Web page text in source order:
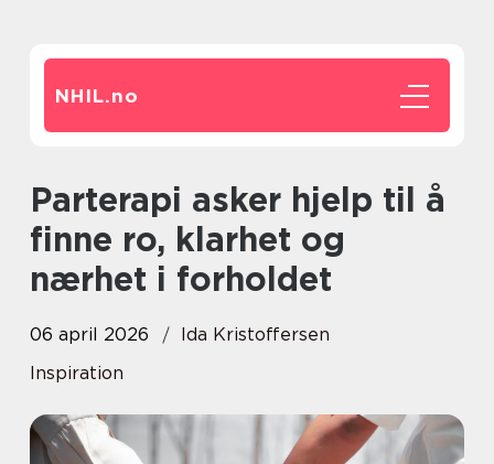
NHIL.no
Parterapi asker hjelp til å
finne ro, klarhet og
nærhet i forholdet
06 april 2026
Ida Kristoffersen
Inspiration